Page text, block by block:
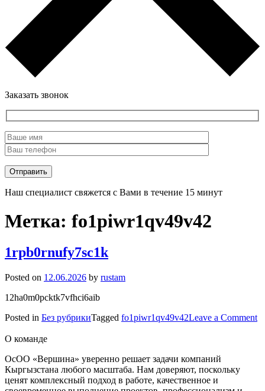
Заказать звонок
Наш специалист свяжется с Вами в течение 15 минут
Метка: fo1piwr1qv49v42
1rpb0rnufy7sc1k
Posted on 12.06.2026 by rustam
12ha0m0pcktk7vfhci6aib
Posted in Без рубрикиTagged fo1piwr1qv49v42Leave a Comment
О команде
ОсОО «Вершина» уверенно решает задачи компаний
Кыргызстана любого масштаба. Нам доверяют, поскольку
ценят комплексный подход в работе, качественное и